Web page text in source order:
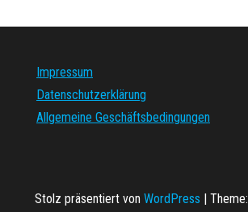
Impressum
Datenschutzerklärung
Allgemeine Geschäftsbedingungen
Stolz präsentiert von WordPress | Theme: